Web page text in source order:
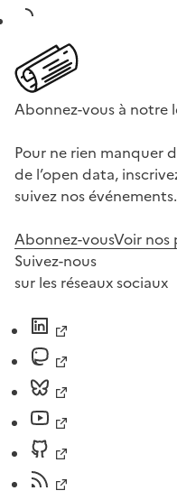
Abonnez-vous à
Pour ne rien manquer
de l’open data,
suivez nos événements.
Abonnez-vousVoir nos
Suivez-nous
sur les réseaux sociaux